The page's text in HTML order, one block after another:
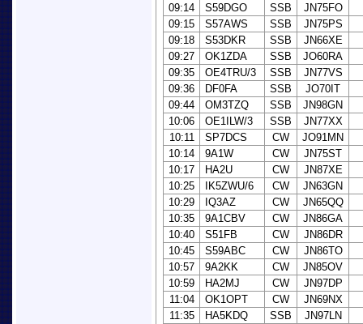
09:14
S59DGO SSB
JN75FO
09:15
S57AWS SSB
JN75PS
09:18
S53DKR SSB
JN66XE
09:27
OK1ZDA SSB
JO60RA
09:35
OE4TRU/3 SSB
JN77VS
09:36
DF0FA SSB
JO70IT
09:44
OM3TZQ SSB
JN98GN
10:06
OE1ILW/3 SSB
JN77XX
10:11
SP7DCS CW
JO91MN
10:14
9A1W CW
JN75ST
10:17
HA2U CW
JN87XE
10:25
IK5ZWU/6 CW
JN63GN
10:29
IQ3AZ CW
JN65QQ
10:35
9A1CBV CW
JN86GA
10:40
S51FB CW
JN86DR
10:45
S59ABC CW
JN86TO
10:57
9A2KK CW
JN85OV
10:59
HA2MJ CW
JN97DP
11:04
OK1OPT CW
JN69NX
11:35
HA5KDQ SSB
JN97LN